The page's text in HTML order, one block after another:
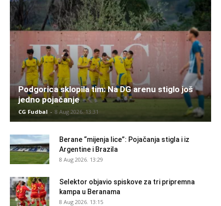
Podgorica sklopila tim: Na DG arenu stiglo još
jedno pojačanje
CG Fudbal - 8 Aug 2026. 13:31
Berane “mijenja lice”: Pojačanja stigla i iz
Argentine i Brazila
8 Aug 2026. 13:29
Selektor objavio spiskove za tri pripremna
kampa u Beranama
8 Aug 2026. 13:15